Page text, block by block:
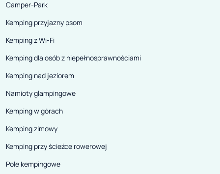
Camper-Park
Kemping przyjazny psom
Kemping z Wi-Fi
Kemping dla osób z niepełnosprawnościami
Kemping nad jeziorem
Namioty glampingowe
Kemping w górach
Kemping zimowy
Kemping przy ścieżce rowerowej
Pole kempingowe